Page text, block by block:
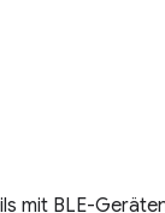
mit BLE-